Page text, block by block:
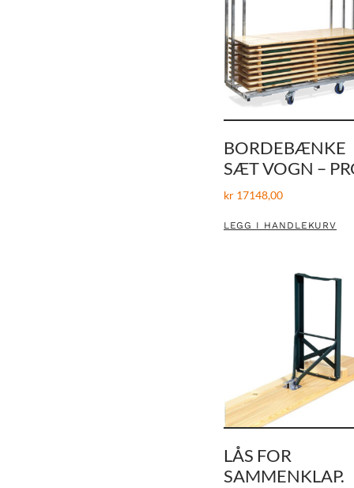
BORDEBÆNKE
SÆT VOGN –
kr17148,00
LEGG I HANDLEKURV
LÅS FOR
SAMMENKLAP.